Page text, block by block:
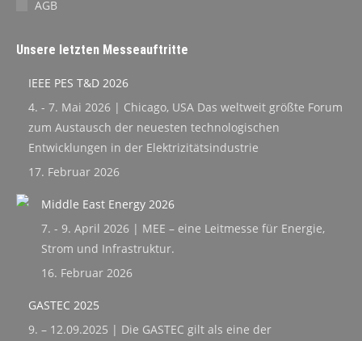
AGB
Unsere letzten Messeauftritte
IEEE PES T&D 2026
4. - 7. Mai 2026 | Chicago, USA Das weltweit größte Forum
zum Austausch der neuesten technologischen
Entwicklungen in der Elektrizitätsindustrie
17. Februar 2026
Middle East Energy 2026
7. - 9. April 2026 | MEE – eine Leitmesse für Energie,
Strom und Infrastruktur.
16. Februar 2026
GASTEC 2025
9. – 12.09.2025 | Die GASTEC gilt als eine der